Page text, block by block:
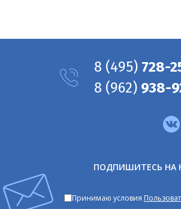
ПОДПИШИТЕСЬ НА
Принимаю условия
8 (495) 728-
8 (962) 938-